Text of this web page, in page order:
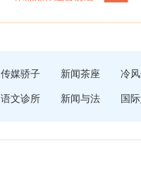
传媒骄子 新闻茶座 冷
语文诊所 新闻与法 国